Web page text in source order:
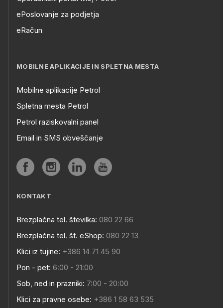
ePoslovanje za podjetja
eRačun
MOBILNE APLIKACIJE IN SPLETNA MESTA
Mobilne aplikacije Petrol
Spletna mesta Petrol
Petrol raziskovalni panel
Email in SMS obveščanje
KONTAKT
Brezplačna tel. številka: 080 22 66
Brezplačna tel. št. eShop: 080 22 13
Klici iz tujine: +386 14 71 45 90
Pon - pet: 6:00 - 21:00
Sob, ned in prazniki: 7:00 - 20:00
Klici za pravne osebe: +386 1 58 63 535